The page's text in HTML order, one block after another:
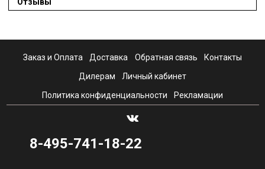
Заказ и Оплата Доставка Обратная связь Контакты
Дилерам Личный кабинет
Политика конфиденциальности Рекламации
8-495-741-18-22